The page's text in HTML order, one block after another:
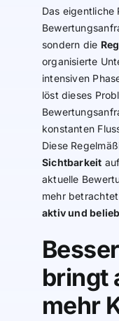
Das eigentliche
sondern die
organisierte
intensiven
löst dieses
konstanten
Diese
Sichtbarkeit
aktuelle
mehr
aktiv und
bringt
mehr